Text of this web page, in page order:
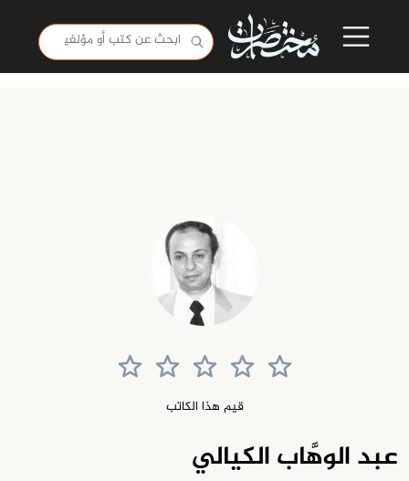
قيم هذا الكاتب
عبد الوهَّاب الكيالي